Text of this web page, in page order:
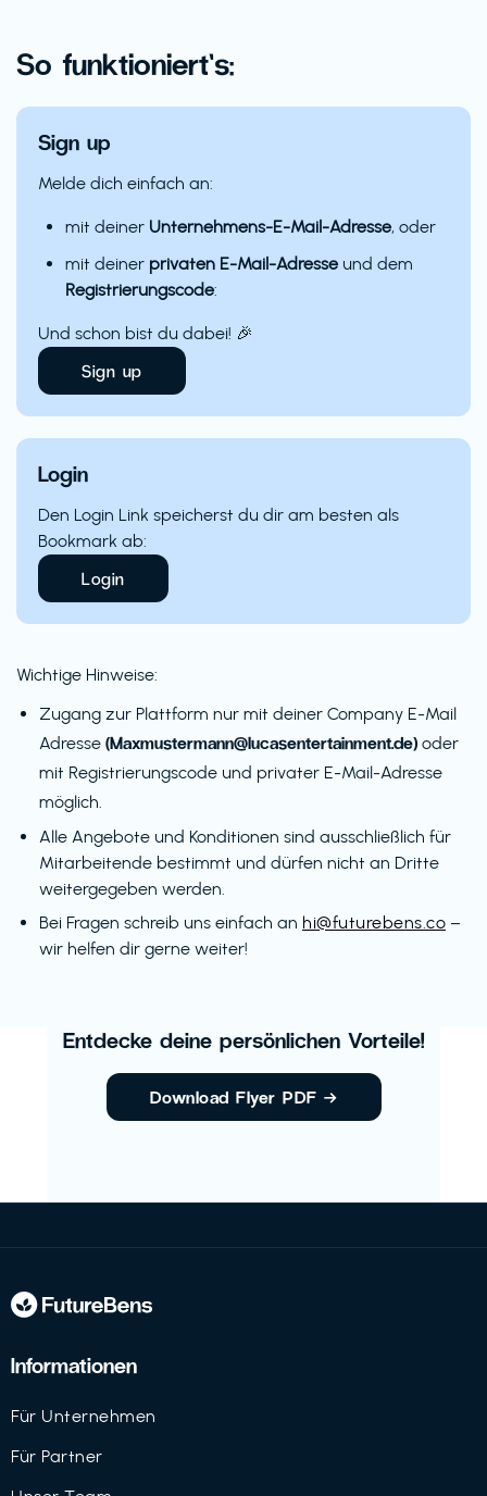
So funktioniert’s:
Sign up
Melde dich einfach an:
mit deiner Unternehmens-E-Mail-Adresse, oder
mit deiner privaten E-Mail-Adresse und dem
Registrierungscode:
Und schon bist du dabei! 🎉
Sign up
Login
Den Login Link speicherst du dir am besten als
Bookmark ab:
Login
Wichtige Hinweise:
Zugang zur Plattform nur mit deiner Company E-Mail
Adresse (Maxmustermann@lucasentertainment.de) oder
mit Registrierungscode und privater E-Mail-Adresse
möglich.
Alle Angebote und Konditionen sind ausschließlich für
Mitarbeitende bestimmt und dürfen nicht an Dritte
weitergegeben werden.
Bei Fragen schreib uns einfach an hi@futurebens.co –
wir helfen dir gerne weiter!
Entdecke deine persönlichen Vorteile!
Download Flyer PDF →
Informationen
Für Unternehmen
Für Partner